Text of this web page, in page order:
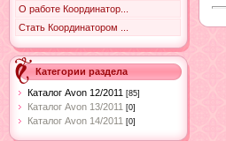
О работе Координатор...
Стать Координатором ...
Категории раздела
Каталог Avon 12/2011 [85]
Каталог Avon 13/2011 [0]
Каталог Avon 14/2011 [0]